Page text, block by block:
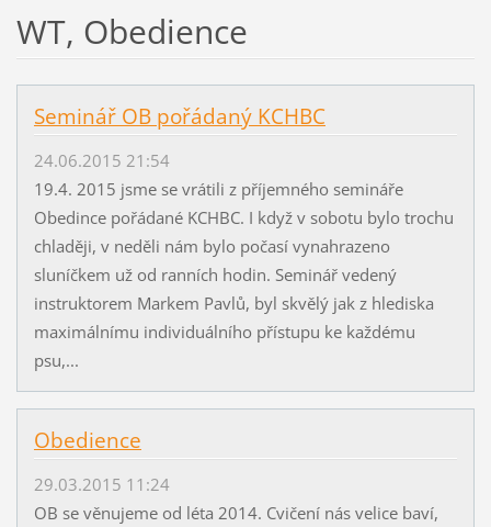
WT, Obedience
Seminář OB pořádaný KCHBC
24.06.2015 21:54
19.4. 2015 jsme se vrátili z příjemného semináře
Obedince pořádané KCHBC. I když v sobotu bylo trochu
chlaději, v neděli nám bylo počasí vynahrazeno
sluníčkem už od ranních hodin. Seminář vedený
instruktorem Markem Pavlů, byl skvělý jak z hlediska
maximálnímu individuálního přístupu ke každému
psu,...
Obedience
29.03.2015 11:24
OB se věnujeme od léta 2014. Cvičení nás velice baví,